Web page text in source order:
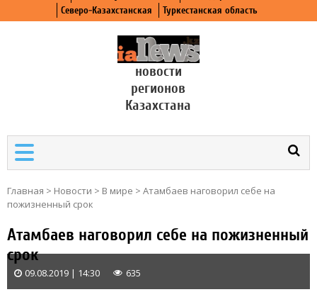
Северо-Казахстанская
Туркестанская область
новости
регионов
Казахстана
Главная > Новости > В мире > Атамбаев наговорил себе на
пожизненный срок
Атамбаев наговорил себе на пожизненный
срок
09.08.2019 | 14:30 635